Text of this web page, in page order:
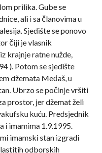
prilika. Gube se
ali i sa članovima u
Sjedište se ponovo
čiji je vlasnik
krajnje ratne nužde,
). Potom se sjedište
džemata Međaš, u
Ubrzo se počinje vršiti
prostor, jer džemat želi
kuću. Predsjednik
i imamima 1.9.1995.
imamski stan izgradi
odborskih